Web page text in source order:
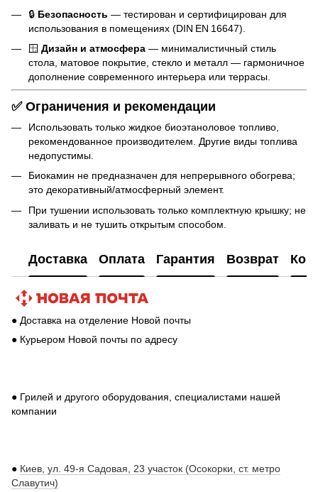
🔒 Безопасность — тестирован и сертифицирован для
использования в помещениях (DIN EN 16647).
🪟 Дизайн и атмосфера — минималистичный стиль
стола, матовое покрытие, стекло и металл — гармоничное
дополнение современного интерьера или террасы.
✅ Ограничения и рекомендации
Использовать только жидкое биоэтаноловое топливо,
рекомендованное производителем. Другие виды топлива
недопустимы.
Биокамин не предназначен для непрерывного обогрева;
это декоративный/атмосферный элемент.
При тушении использовать только комплектную крышку; не
заливать и не тушить открытым способом.
Доставка Оплата Гарантия Возврат
● Доставка на отделение Новой почты
● Курьером Новой почты по адресу
● Грилей и другого оборудования, специалистами нашей
компании
● Киев, ул. 49-я Садовая, 23 участок (Осокорки, ст. метро
Славутич)